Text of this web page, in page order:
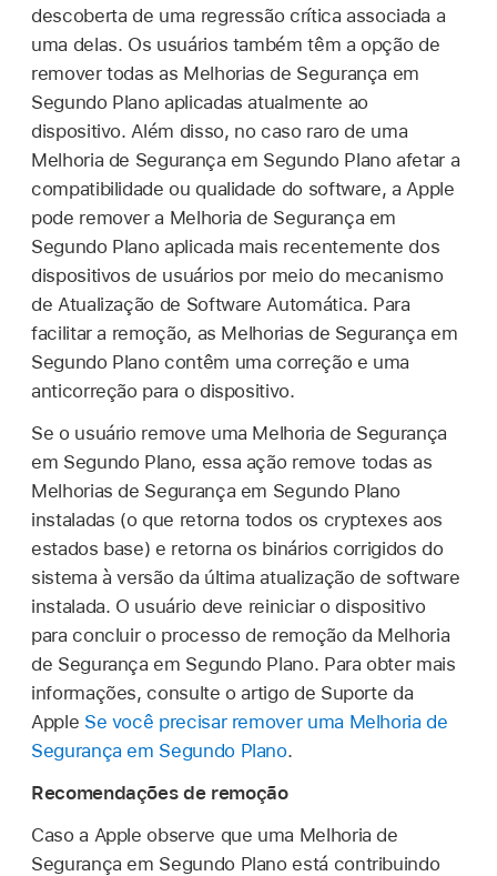
descoberta de uma regressão crítica associada a
uma delas. Os usuários também têm a opção de
remover todas as Melhorias de Segurança em
Segundo Plano aplicadas atualmente ao
dispositivo. Além disso, no caso raro de uma
Melhoria de Segurança em Segundo Plano afetar a
compatibilidade ou qualidade do software, a Apple
pode remover a Melhoria de Segurança em
Segundo Plano aplicada mais recentemente dos
dispositivos de usuários por meio do mecanismo
de Atualização de Software Automática. Para
facilitar a remoção, as Melhorias de Segurança em
Segundo Plano contêm uma correção e uma
anticorreção para o dispositivo.
Se o usuário remove uma Melhoria de Segurança
em Segundo Plano, essa ação remove todas as
Melhorias de Segurança em Segundo Plano
instaladas (o que retorna todos os cryptexes aos
estados base) e retorna os binários corrigidos do
sistema à versão da última atualização de software
instalada. O usuário deve reiniciar o dispositivo
para concluir o processo de remoção da Melhoria
de Segurança em Segundo Plano. Para obter mais
informações, consulte o artigo de Suporte da
Apple Se você precisar remover uma Melhoria de
Segurança em Segundo Plano.
Recomendações de remoção
Caso a Apple observe que uma Melhoria de
Segurança em Segundo Plano está contribuindo